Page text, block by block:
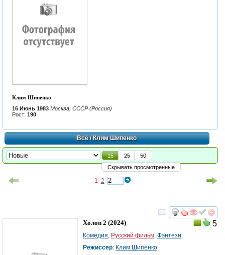
Клим Шипенко
16 Июнь 1983 Москва, СССР (Россия)
Рост: 190
Всё/ Клим Шипенко
15 25
50
Скрывать просмотренные
1 2
смотреть
5
Холоп 2 (2024)
Комедия Русский фильм Фэнтези
Режиссер: Клим Шипенко